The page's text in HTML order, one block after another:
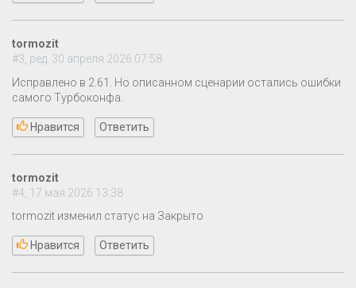
tormozit
#3, ред. 30 апреля 2026 07:58
Исправлено в 2.61. Но описанном сценарии остались ошибки
самого Турбоконфа.
Нравится Ответить
tormozit
#4, 17 мая 2026 13:38
tormozit изменил статус на Закрыто
Нравится Ответить